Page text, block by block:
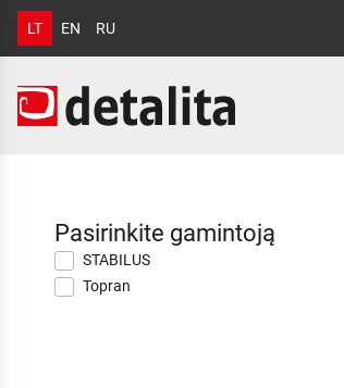
LT EN RU
Pasirinkite gamintoją
STABILUS
Topran